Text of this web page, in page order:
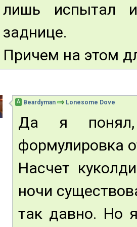
лишь испытал
заднице.
Причем на этом
А Beardyman Lonesome Dove
Да я
формулировка
Насчет
ночи
так давно. Но